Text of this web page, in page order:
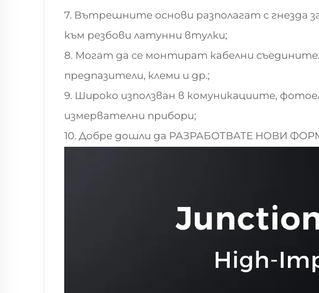
7. Вътрешните основи разполагат с гнезда
към резбови латунни втулки;
8. Могат да се монтират кабелни
предпазители, клеми и др.;
9. Широко използван в комуникациите,
измервателни прибори;
10. Добре дошли да РАЗРАБОТВАТЕ НОВИ